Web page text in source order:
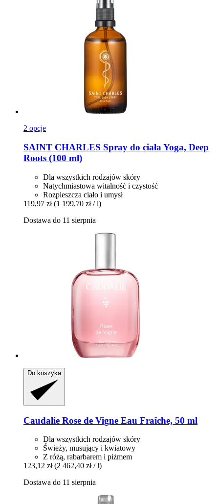
2 opcje
SAINT CHARLES Spray do ciała Yoga, Deep
Roots (100 ml)
Dla wszystkich rodzajów skóry
Natychmiastowa witalność i czystość
Rozpieszcza ciało i umysł
119,97 zł (1 199,70 zł / l)
Dostawa do 11 sierpnia
Do koszyka
Caudalie Rose de Vigne Eau Fraîche, 50 ml
Dla wszystkich rodzajów skóry
Świeży, musujący i kwiatowy
Z różą, rabarbarem i piżmem
123,12 zł (2 462,40 zł / l)
Dostawa do 11 sierpnia